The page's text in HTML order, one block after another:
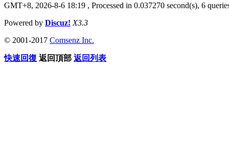
GMT+8, 2026-8-6 18:19 , Processed in 0.037270 second(s), 6
Powered by Discuz! X3.3
© 2001-2017 Comsenz Inc.
快速回復 返回頂部 返回列表